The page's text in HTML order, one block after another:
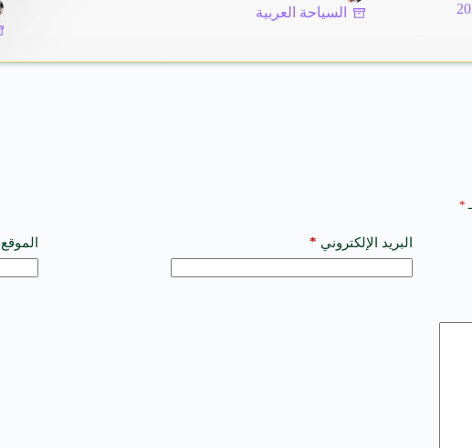
السياحة العربية
*
البريد الإلكتروني * الموقع